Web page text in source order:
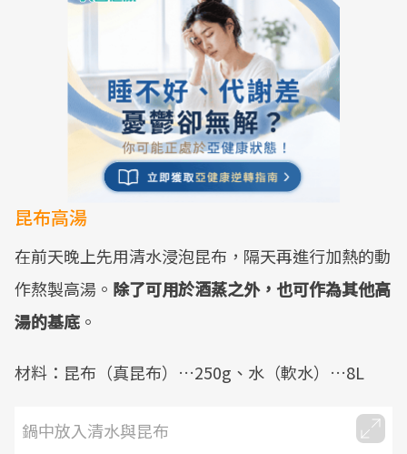
昆布高湯
在前天晚上先用清水浸泡昆布，隔天再進行加熱的動
作熬製高湯。 除了可用於酒蒸之外，也可作為其他高
湯的基底 。
材料：昆布（真昆布）…250g、水（軟水）…8L
鍋中放入清水與昆布